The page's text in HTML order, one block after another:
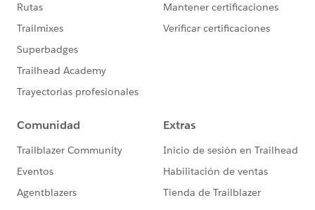
END
FY adjust
月